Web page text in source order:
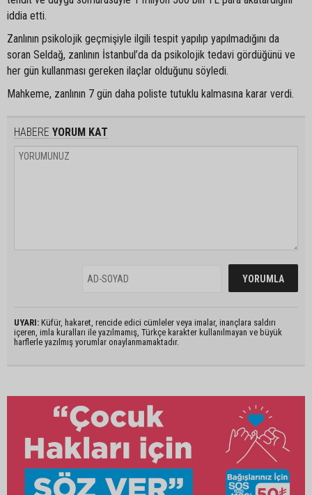
iddia etti.
Zanlının psikolojik geçmişiyle ilgili tespit yapılıp yapılmadığını da
soran Seldağ, zanlının İstanbul’da da psikolojik tedavi gördüğünü ve
her gün kullanması gereken ilaçlar olduğunu söyledi.
Mahkeme, zanlının 7 gün daha poliste tutuklu kalmasına karar verdi.
HABERE YORUM KAT
UYARI: Küfür, hakaret, rencide edici cümleler veya imalar, inançlara saldırı
içeren, imla kuralları ile yazılmamış, Türkçe karakter kullanılmayan ve büyük
harflerle yazılmış yorumlar onaylanmamaktadır.